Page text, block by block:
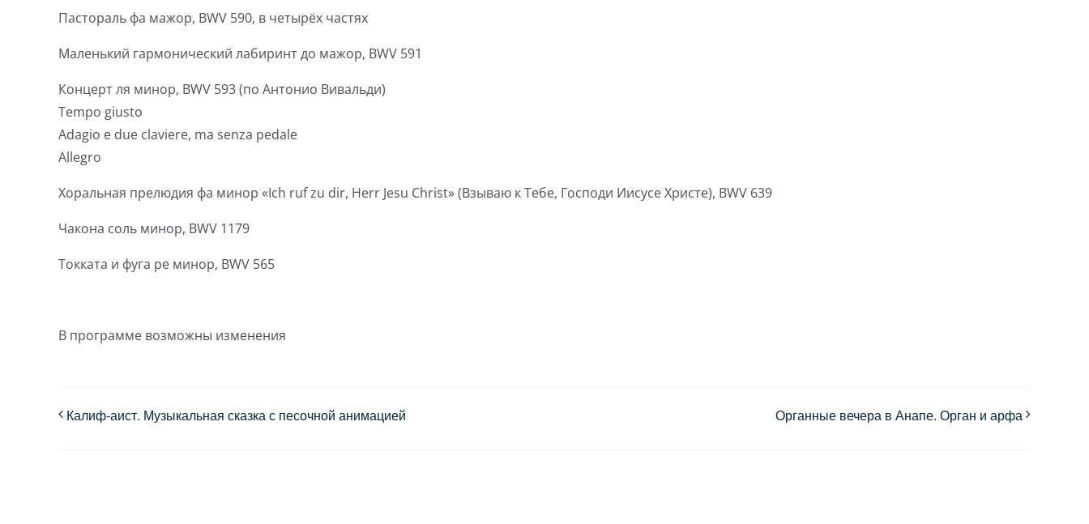
Пастораль фа мажор, BWV 590, в четырёх частях
Маленький гармонический лабиринт до мажор, BWV 591
Концерт ля минор, BWV 593 (по Антонио Вивальди)
Tempo giusto
Adagio e due claviere, ma senza pedale
Allegro
Хоральная прелюдия фа минор «Ich ruf zu dir, Herr Jesu Christ» (Взываю к Тебе, Господи Иисусе Христе), BWV 639
Чакона соль минор, BWV 1179
Токката и фуга ре минор, BWV 565
В программе возможны изменения
Калиф-аист. Музыкальная сказка с песочной анимацией Органные вечера в Анапе. Орган и арфа